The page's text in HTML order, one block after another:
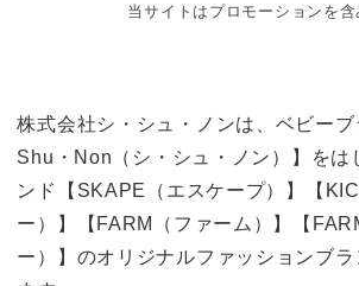
当サイトはプロモーションを含
株式会社シ・シュ・ノンは、ベビーブ
Shu・Non（シ・シュ・ノン）】をは
ンド【SKAPE（エスケープ）】【
ー）】【FARM（ファーム）】【
ー）】のオリジナルファッションブ